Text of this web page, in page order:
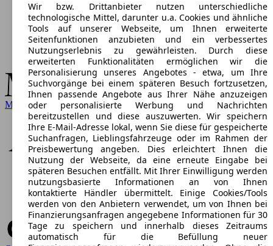
Mercedes-Benz
Wir bzw. Drittanbieter nutzen unterschiedliche
technologische Mittel, darunter u.a. Cookies und ähnliche
Tools auf unserer Webseite, um Ihnen erweiterte
Seitenfunktionen anzubieten und ein verbessertes
Nutzungserlebnis zu gewährleisten. Durch diese
erweiterten Funktionalitäten ermöglichen wir die
Personalisierung unseres Angebotes - etwa, um Ihre
Suchvorgänge bei einem späteren Besuch fortzusetzen,
Ihnen passende Angebote aus Ihrer Nähe anzuzeigen
oder personalisierte Werbung und Nachrichten
bereitzustellen und diese auszuwerten. Wir speichern
Ihre E-Mail-Adresse lokal, wenn Sie diese für gespeicherte
Suchanfragen, Lieblingsfahrzeuge oder im Rahmen der
Preisbewertung angeben. Dies erleichtert Ihnen die
Nutzung der Webseite, da eine erneute Eingabe bei
späteren Besuchen entfällt. Mit Ihrer Einwilligung werden
nutzungsbasierte Informationen an von Ihnen
kontaktierte Händler übermittelt. Einige Cookies/Tools
werden von den Anbietern verwendet, um von Ihnen bei
Finanzierungsanfragen angegebene Informationen für 30
Tage zu speichern und innerhalb dieses Zeitraums
automatisch für die Befüllung neuer